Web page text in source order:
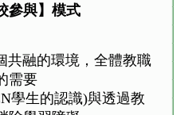
與】 模式
共融的環境，全體教職
需要
學生的認識)與透過教